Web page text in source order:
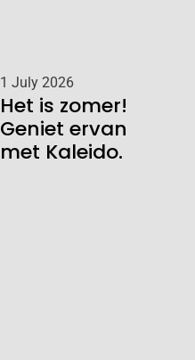
1 July 2026
Het is zomer!
Geniet ervan
met Kaleido.